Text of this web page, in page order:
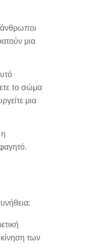
άνθρωποι
μια
το σώμα
μια
των